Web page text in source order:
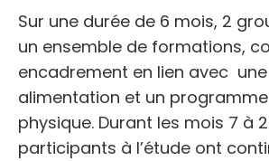
Sur une durée de 6 mois, 2
un ensemble de formations,
encadrement en lien avec
alimentation et un
physique. Durant les mois 7 à
participants à l’étude ont